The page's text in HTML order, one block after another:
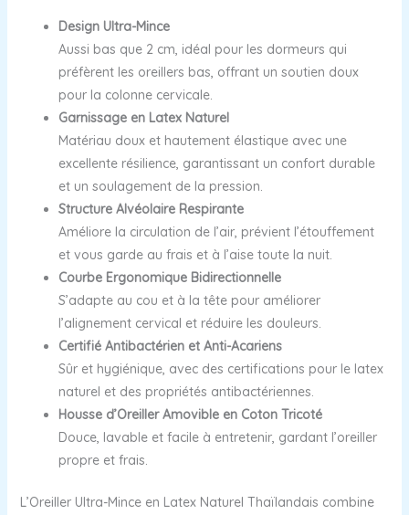
Design Ultra-Mince
Aussi bas que 2 cm, idéal pour les dormeurs qui
préfèrent les oreillers bas, offrant un soutien doux
pour la colonne cervicale.
Garnissage en Latex Naturel
Matériau doux et hautement élastique avec une
excellente résilience, garantissant un confort durable
et un soulagement de la pression.
Structure Alvéolaire Respirante
Améliore la circulation de l’air, prévient l’étouffement
et vous garde au frais et à l’aise toute la nuit.
Courbe Ergonomique Bidirectionnelle
S’adapte au cou et à la tête pour améliorer
l’alignement cervical et réduire les douleurs.
Certifié Antibactérien et Anti-Acariens
Sûr et hygiénique, avec des certifications pour le latex
naturel et des propriétés antibactériennes.
Housse d’Oreiller Amovible en Coton Tricoté
Douce, lavable et facile à entretenir, gardant l’oreiller
propre et frais.
L’Oreiller Ultra-Mince en Latex Naturel Thaïlandais combine